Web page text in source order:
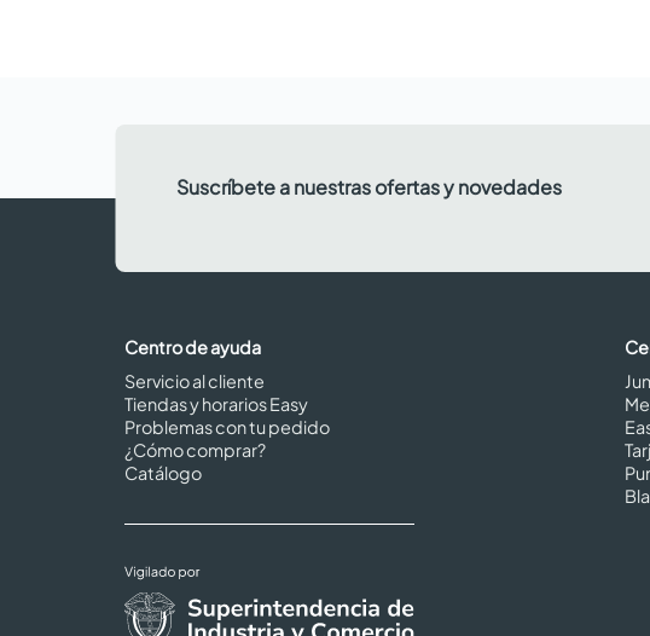
Suscríbete a nuestras ofertas y novedades
Centro de ayuda
Servicio al cliente
Tiendas y horarios Easy
Problemas con tu pedido
¿Cómo comprar?
Catálogo